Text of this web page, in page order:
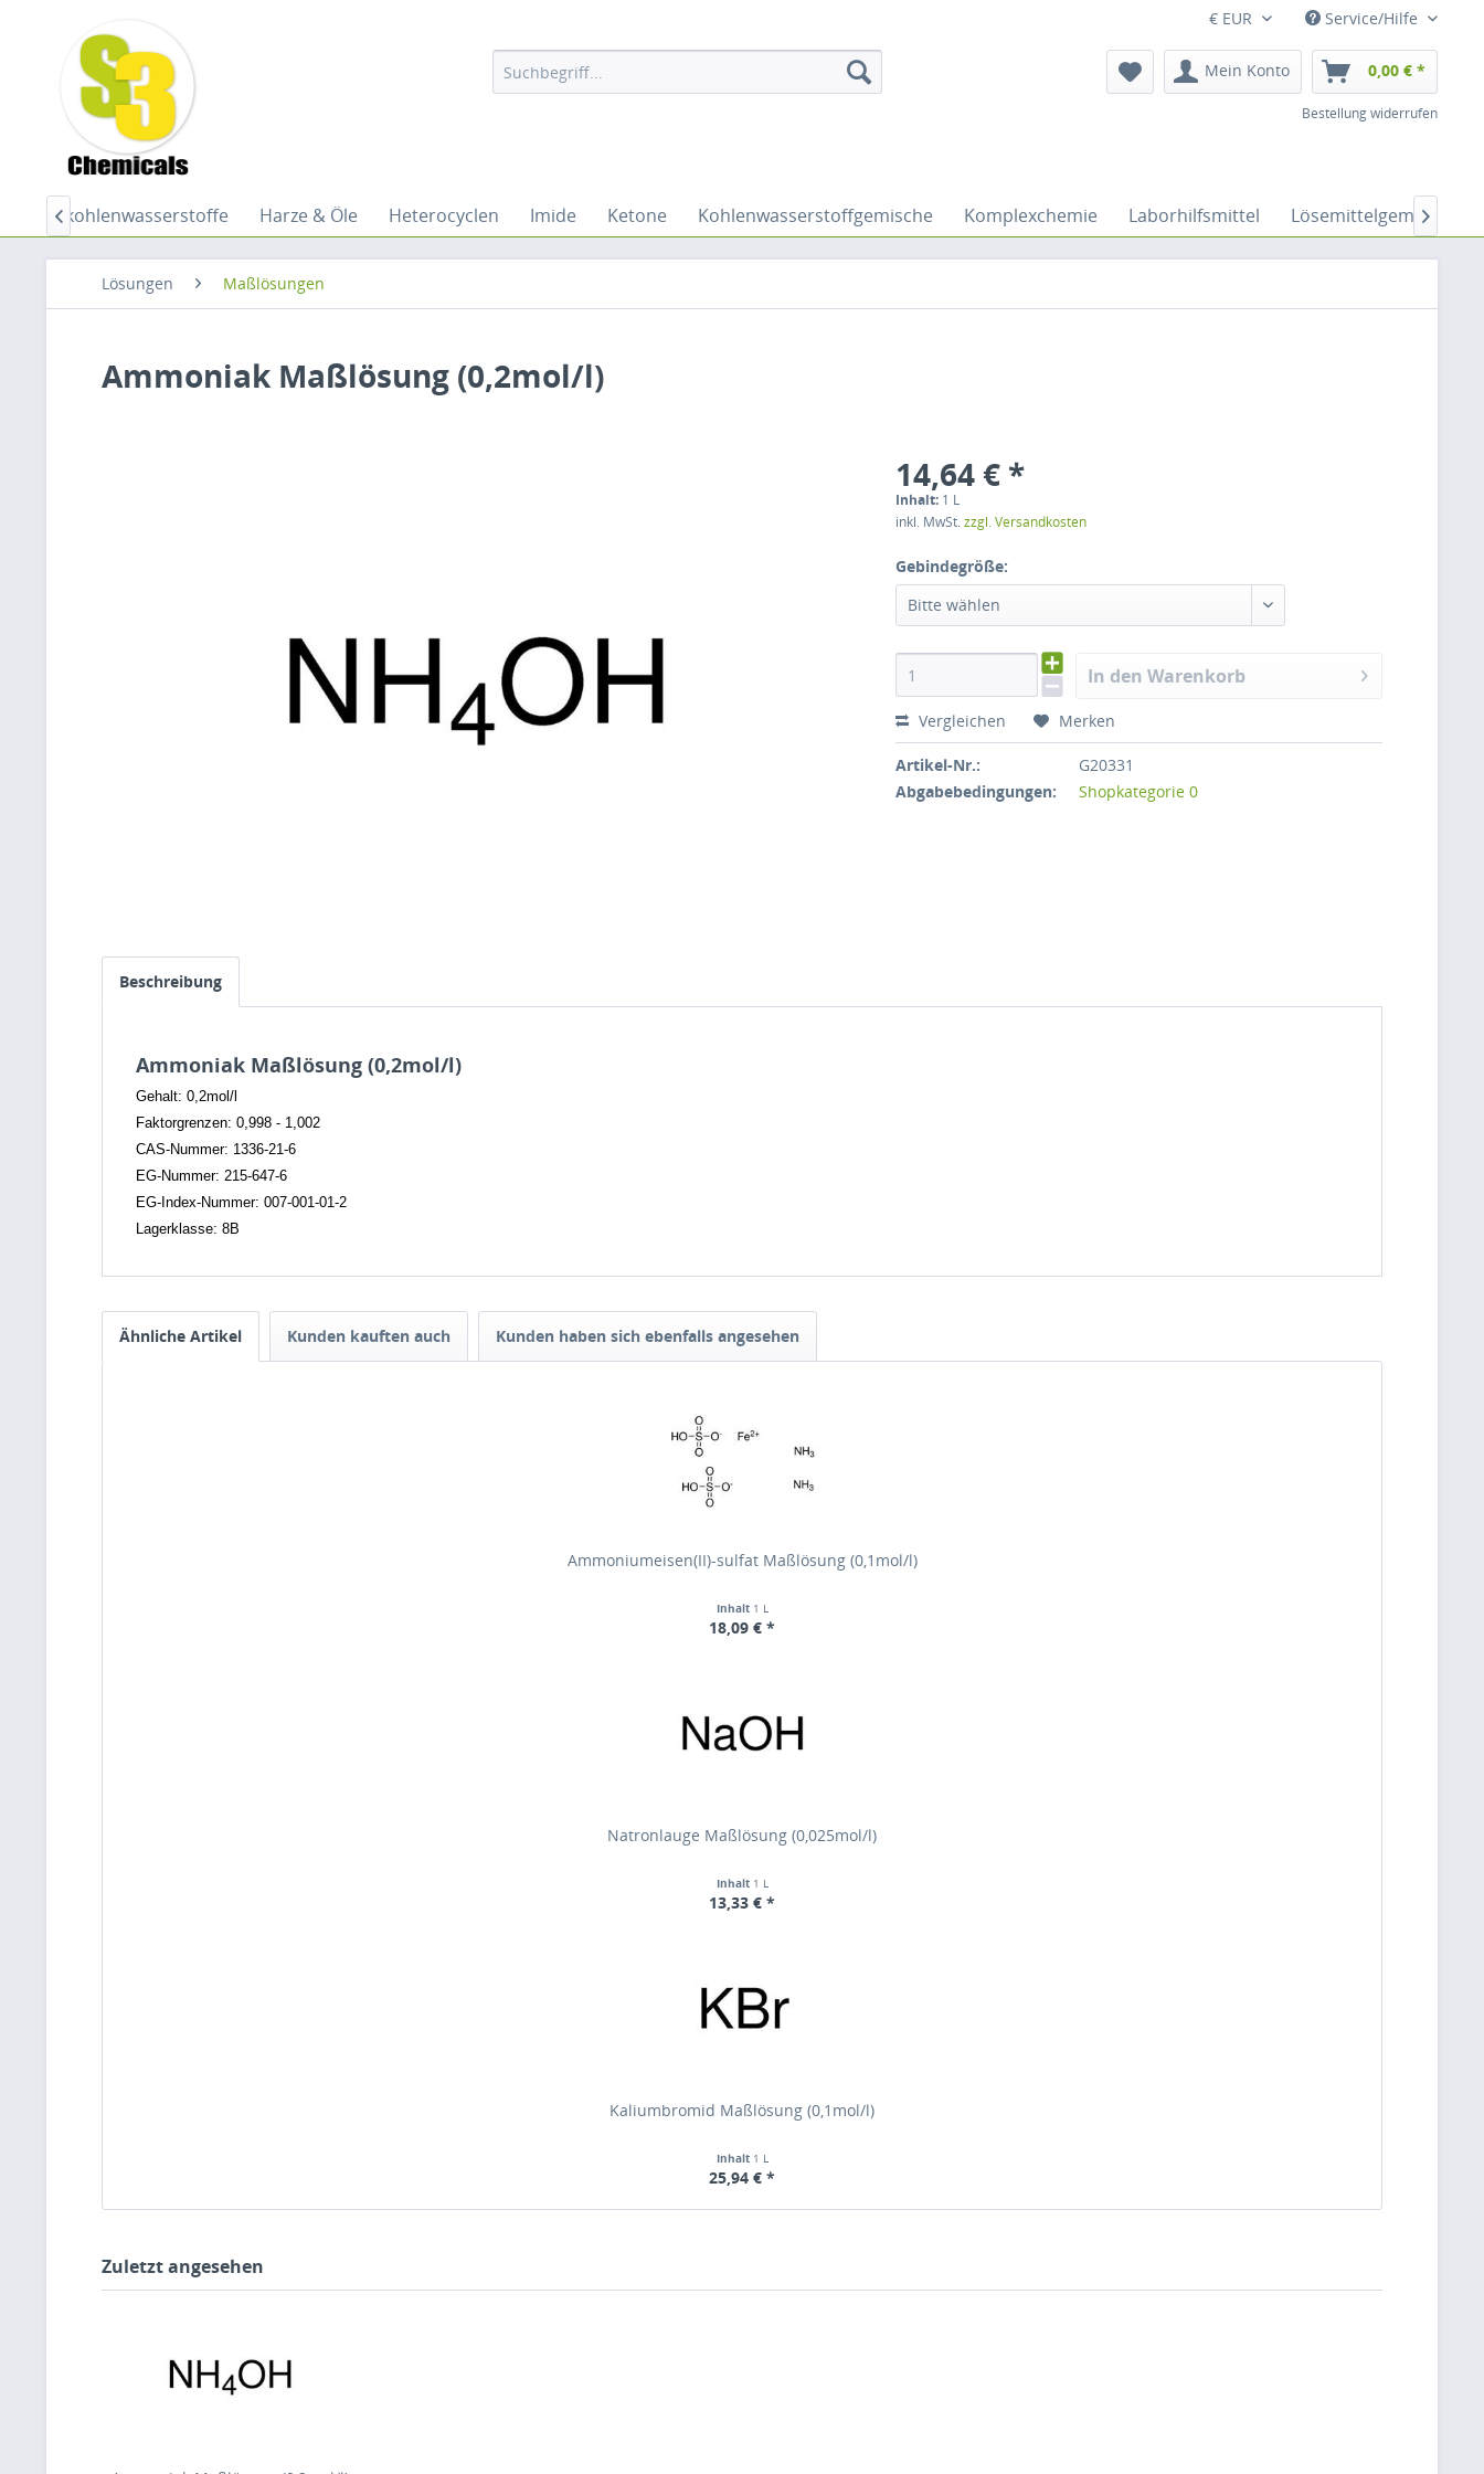
€ EUR Service/Hilfe
Mein Konto 0,00 € *
Bestellung widerrufen
Harze & Öle Heterocyclen Imide Ketone Kohlenwasserstoffgemische Komplexchemie Laborhilfsmittel Lösemittelgemische
 
Lösungen Maßlösungen
Ammoniak Maßlösung (0,2mol/l)
14,64 € *
Inhalt: 1 L
inkl. MwSt.zzgl. Versandkosten
Gebindegröße:
Bitte wählen
In den Warenkorb
Vergleichen Merken
Artikel-Nr.:
G20331
Abgabebedingungen:
Shopkategorie 0
Beschreibung
Ammoniak Maßlösung (0,2mol/l)
Gehalt: 0,2mol/l
Faktorgrenzen: 0,998 - 1,002
CAS-Nummer: 1336-21-6
EG-Nummer: 215-647-6
EG-Index-Nummer: 007-001-01-2
Lagerklasse: 8B
Ähnliche Artikel Kunden kauften auch Kunden haben sich ebenfalls angesehen
Ammoniumeisen(II)-sulfat Maßlösung (0,1mol/l)
Inhalt 1 L
18,09 € *
Natronlauge Maßlösung (0,025mol/l)
Inhalt 1 L
13,33 € *
Kaliumbromid Maßlösung (0,1mol/l)
Inhalt 1 L
25,94 € *
Zuletzt angesehen